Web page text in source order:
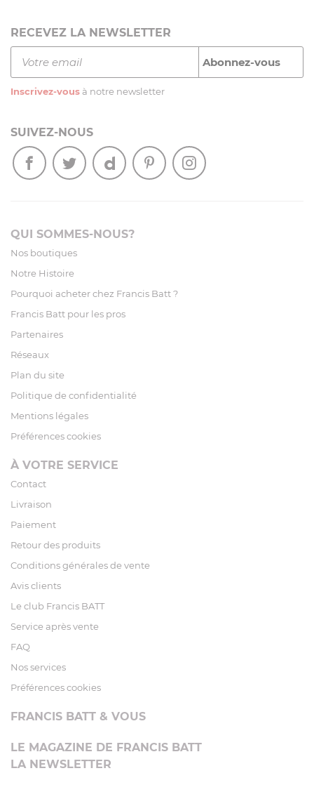
RECEVEZ LA NEWSLETTER
Inscrivez-vous à notre newsletter
SUIVEZ-NOUS
QUI SOMMES-NOUS?
Nos boutiques
Notre Histoire
Pourquoi acheter chez Francis Batt ?
Francis Batt pour les pros
Partenaires
Réseaux
Plan du site
Politique de confidentialité
Mentions légales
Préférences cookies
À VOTRE SERVICE
Contact
Livraison
Paiement
Retour des produits
Conditions générales de vente
Avis clients
Le club Francis BATT
Service après vente
FAQ
Nos services
Préférences cookies
FRANCIS BATT & VOUS
LE MAGAZINE DE FRANCIS BATT
LA NEWSLETTER